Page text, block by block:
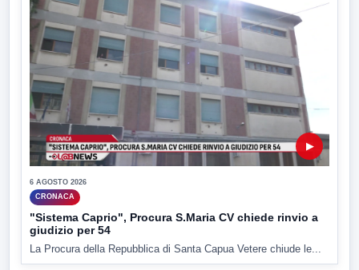
▶
6 AGOSTO 2026
CRONACA
"Sistema Caprio", Procura S.Maria CV chiede rinvio a
giudizio per 54
La Procura della Repubblica di Santa Capua Vetere chiude le...